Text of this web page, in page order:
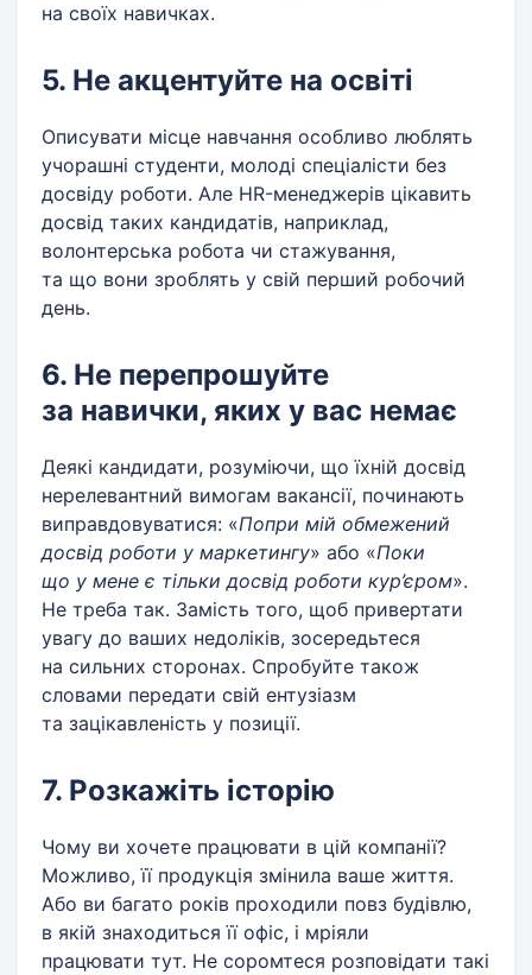
на своїх навичках.
5. Не акцентуйте на освіті
Описувати місце навчання особливо люблять
учорашні студенти, молоді спеціалісти без
досвіду роботи. Але HR-менеджерів цікавить
досвід таких кандидатів, наприклад,
волонтерська робота чи стажування,
та що вони зроблять у свій перший робочий
день.
6. Не перепрошуйте
за навички, яких у вас немає
Деякі кандидати, розуміючи, що їхній досвід
нерелевантний вимогам вакансії, починають
виправдовуватися: «Попри мій обмежений
досвід роботи у маркетингу» або «Поки
що у мене є тільки досвід роботи кур’єром».
Не треба так. Замість того, щоб привертати
увагу до ваших недоліків, зосередьтеся
на сильних сторонах. Спробуйте також
словами передати свій ентузіазм
та зацікавленість у позиції.
7. Розкажіть історію
Чому ви хочете працювати в цій компанії?
Можливо, її продукція змінила ваше життя.
Або ви багато років проходили повз будівлю,
в якій знаходиться її офіс, і мріяли
працювати тут. Не соромтеся розповідати такі